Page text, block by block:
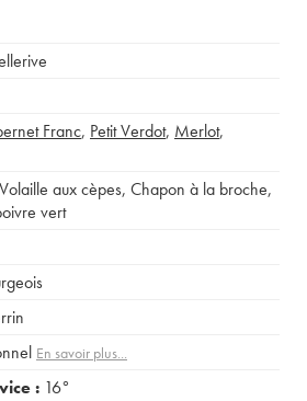
Franc, Petit Verdot, Merlot,
Volaille aux cèpes, Chapon à la broche,
vert
En savoir plus...
: 16°